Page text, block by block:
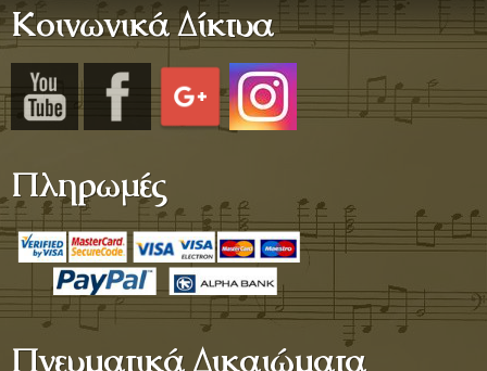
Κοινωνικά Δίκτυα
Πληρωμές
Πνευματικά Δικαιώματα